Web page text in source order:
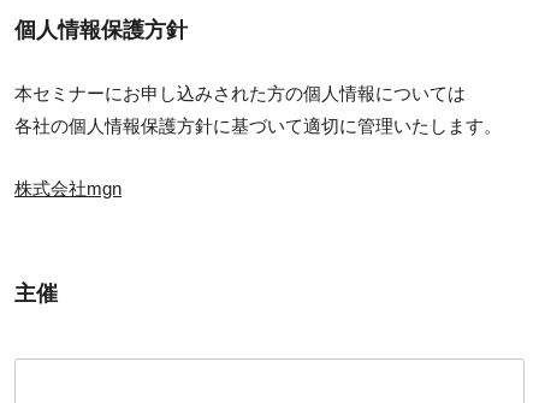
個人情報保護方針
本セミナーにお申し込みされた方の個人情報については
各社の個人情報保護方針に基づいて適切に管理いたします。
株式会社mgn
主催